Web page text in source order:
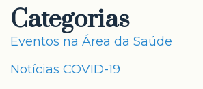
Categorias
Eventos na Área da Saúde
Notícias COVID-19